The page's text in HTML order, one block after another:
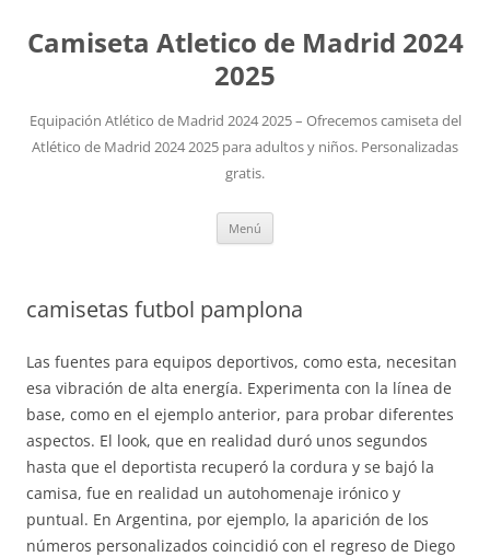
Camiseta Atletico de Madrid 2024
2025
Equipación Atlético de Madrid 2024 2025 – Ofrecemos camiseta del
Atlético de Madrid 2024 2025 para adultos y niños. Personalizadas
gratis.
Menú
camisetas futbol pamplona
Las fuentes para equipos deportivos, como esta, necesitan
esa vibración de alta energía. Experimenta con la línea de
base, como en el ejemplo anterior, para probar diferentes
aspectos. El look, que en realidad duró unos segundos
hasta que el deportista recuperó la cordura y se bajó la
camisa, fue en realidad un autohomenaje irónico y
puntual. En Argentina, por ejemplo, la aparición de los
números personalizados coincidió con el regreso de Diego